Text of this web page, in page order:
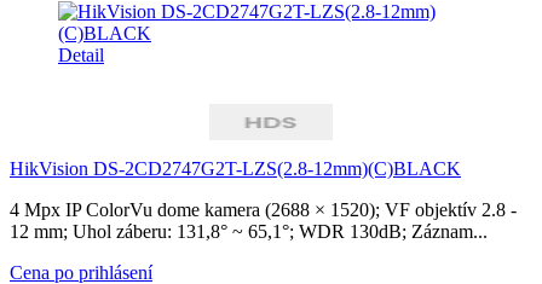
Detail
HikVision DS-2CD2747G2T-LZS(2.8-12mm)(C)BLACK
4 Mpx IP ColorVu dome kamera (2688 × 1520); VF objektív 2.8 -
12 mm; Uhol záberu: 131,8° ~ 65,1°; WDR 130dB; Záznam...
Cena po prihlásení